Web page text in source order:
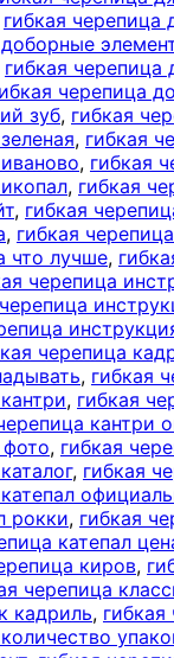
гибкая черепица
гибкая черепица
черепица
зуб, гибкая
, гибкая
, гибкая
, гибкая
, гибкая
, гибкая
что лучше,
черепица
черепица
, гибкая
, гибкая
кантри
, гибкая
, гибкая
рокки, гибкая
катепал
киров,
черепица
кадриль, гибкая